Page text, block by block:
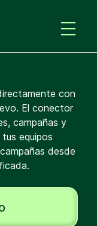
con
El conector
campañas y
equipos
desde